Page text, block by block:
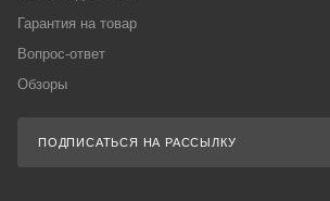
Гарантия на товар
Вопрос-ответ
Обзоры
ПОДПИСАТЬСЯ НА РАССЫЛКУ